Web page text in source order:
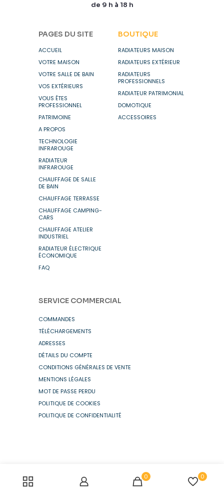
de 9 h à 18 h
PAGES DU SITE
ACCUEIL
VOTRE MAISON
VOTRE SALLE DE BAIN
VOS EXTÉRIEURS
VOUS ÊTES
PROFESSIONNEL
PATRIMOINE
A PROPOS
TECHNOLOGIE
INFRAROUGE
RADIATEUR
INFRAROUGE
CHAUFFAGE DE SALLE
DE BAIN
CHAUFFAGE TERRASSE
CHAUFFAGE CAMPING-
CARS
CHAUFFAGE ATELIER
INDUSTRIEL
RADIATEUR ÉLECTRIQUE
ÉCONOMIQUE
FAQ
BOUTIQUE
RADIATEURS MAISON
RADIATEURS EXTÉRIEUR
RADIATEURS
PROFESSIONNELS
RADIATEUR PATRIMONIAL
DOMOTIQUE
ACCESSOIRES
SERVICE COMMERCIAL
COMMANDES
TÉLÉCHARGEMENTS
ADRESSES
DÉTAILS DU COMPTE
CONDITIONS GÉNÉRALES DE VENTE
MENTIONS LÉGALES
MOT DE PASSE PERDU
POLITIQUE DE COOKIES
POLITIQUE DE CONFIDENTIALITÉ
0 0